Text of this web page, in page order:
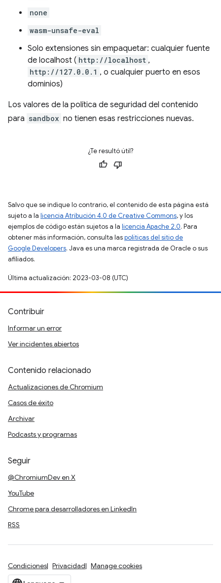
none
wasm-unsafe-eval
Solo extensiones sin empaquetar: cualquier fuente
de localhost ( http://localhost ,
http://127.0.0.1 , o cualquier puerto en esos
dominios)
Los valores de la política de seguridad del contenido
para sandbox no tienen esas restricciones nuevas.
¿Te resultó útil?
Salvo que se indique lo contrario, el contenido de esta página está
sujeto a la licencia Atribución 4.0 de Creative Commons, y los
ejemplos de código están sujetos a la licencia Apache 2.0. Para
obtener más información, consulta laspolíticas del sitio de
Google Developers. Java es una marca registrada de Oracle o sus
afiliados.
Última actualización: 2023-03-08 (UTC)
Contribuir
Informar un error
Ver incidentes abiertos
Contenido relacionado
Actualizaciones de Chromium
Casos de éxito
Archivar
Podcasts y programas
Seguir
@ChromiumDev en X
YouTube
Chrome para desarrolladores en LinkedIn
RSS
Condiciones Privacidad Manage cookies